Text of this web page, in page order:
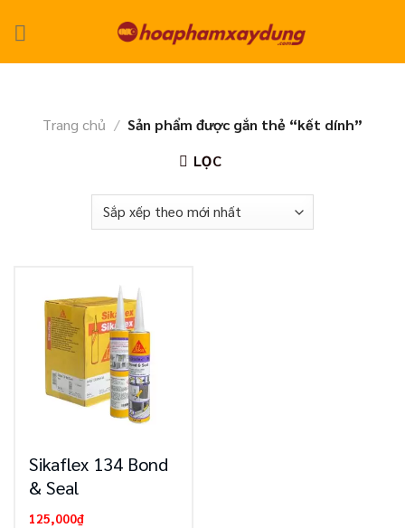
Trang chủ / Sản phẩm được gắn thẻ “kết dính”
LỌC
Sikaflex 134 Bond
& Seal
125,000₫